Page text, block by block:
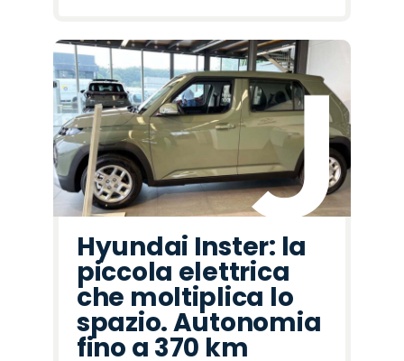
Hyundai Inster: la
piccola elettrica
che moltiplica lo
spazio. Autonomia
fino a 370 km